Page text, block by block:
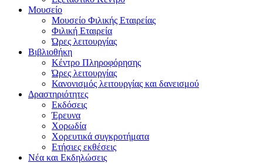
Μουσείο
Μουσείο Φιλικής Εταιρείας
Φιλική Εταιρεία
Ώρες λειτουργίας
Βιβλιοθήκη
Κέντρο Πληροφόρησης
Ώρες λειτουργίας
Κανονισμός λειτουργίας και δανεισμού
Δραστηριότητες
Εκδόσεις
Έρευνα
Χορωδία
Χορευτικά συγκροτήματα
Ετήσιες εκθέσεις
Νέα και Εκδηλώσεις